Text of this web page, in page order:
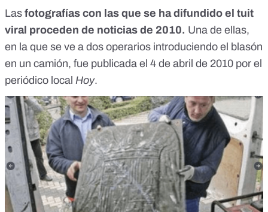
Las fotografías con las que se ha difundido el tuit
viral proceden de noticias de 2010. Una de ellas,
en la que se ve a dos operarios introduciendo el blasón
en un camión, fue publicada el 4 de abril de 2010 por el
periódico local Hoy.